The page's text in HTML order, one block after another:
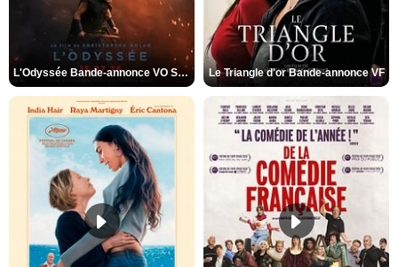
L'Odyssée Bande-annonce VO STFR Le Triangle d'or Bande-annonce VF